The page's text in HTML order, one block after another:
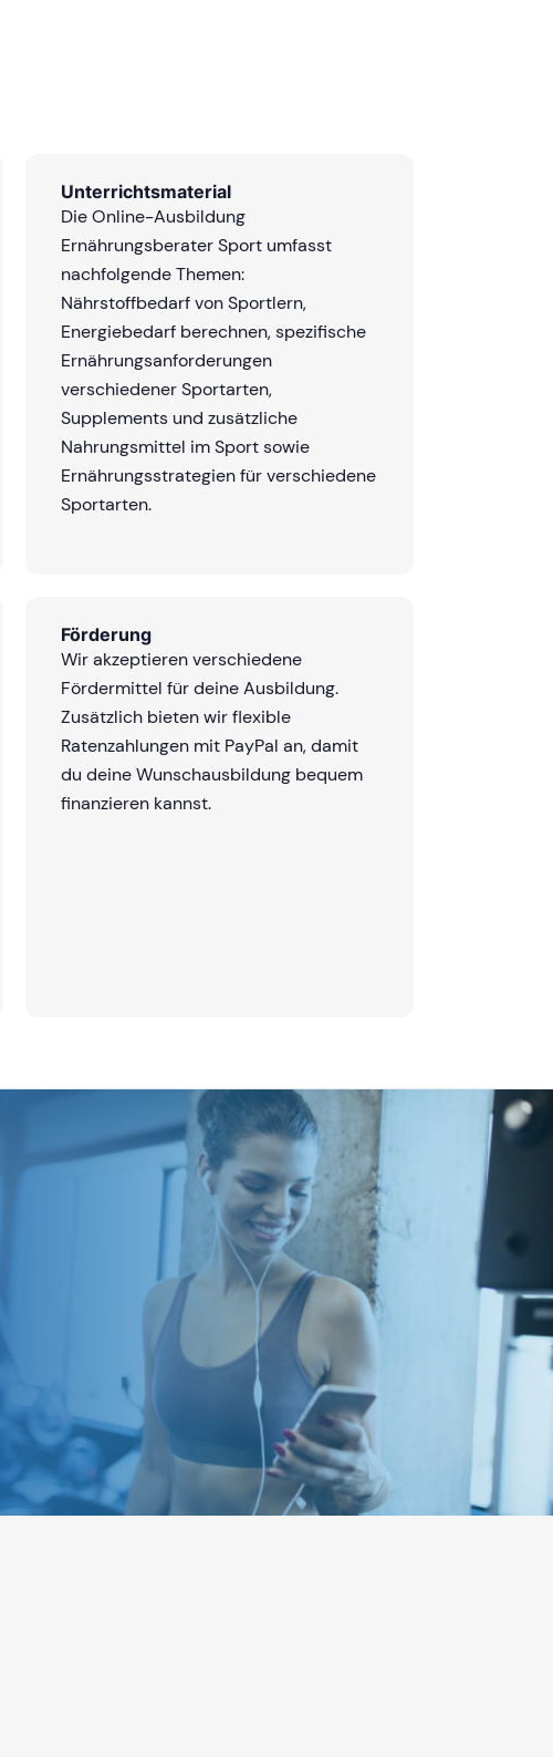
Unterrichtsmaterial
Die Online-Ausbildung
Ernährungsberater Sport umfasst
nachfolgende Themen:
Nährstoffbedarf von Sportlern,
Energiebedarf berechnen, spezifische
Ernährungsanforderungen
verschiedener Sportarten,
Supplements und zusätzliche
Nahrungsmittel im Sport sowie
Ernährungsstrategien für verschiedene
Sportarten.
Förderung
Wir akzeptieren verschiedene
Fördermittel für deine Ausbildung.
Zusätzlich bieten wir flexible
Ratenzahlungen mit PayPal an, damit
du deine Wunschausbildung bequem
finanzieren kannst.